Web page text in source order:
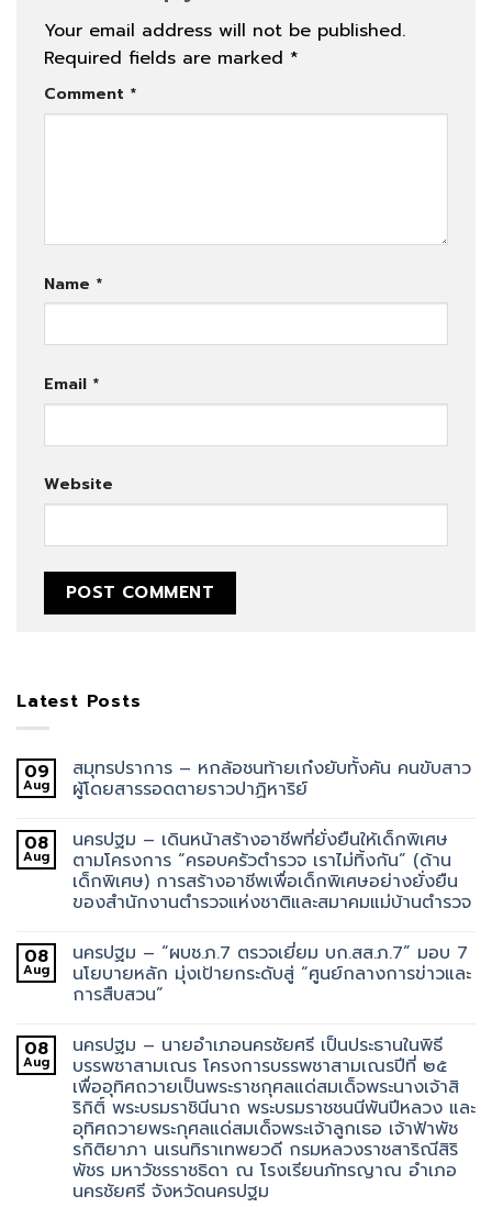
Your email address will not be published.
Required fields are marked *
Comment *
Name *
Email *
Website
Latest Posts
09
Aug
สมุทรปราการ – หกล้อชนท้ายเก๋งยับทั้งคัน คนขับสาว
ผู้โดยสารรอดตายราวปาฏิหาริย์
08
Aug
นครปฐม – เดินหน้าสร้างอาชีพที่ยั่งยืนให้เด็กพิเศษ
ตามโครงการ “ครอบครัวตำรวจ เราไม่ทิ้งกัน” (ด้าน
เด็กพิเศษ) การสร้างอาชีพเพื่อเด็กพิเศษอย่างยั่งยืน
ของสำนักงานตำรวจแห่งชาติและสมาคมแม่บ้านตำรวจ
08
Aug
นครปฐม – “ผบช.ภ.7 ตรวจเยี่ยม บก.สส.ภ.7” มอบ 7
นโยบายหลัก มุ่งเป้ายกระดับสู่ “ศูนย์กลางการข่าวและ
การสืบสวน”
08
Aug
นครปฐม – นายอำเภอนครชัยศรี เป็นประธานในพิธี
บรรพชาสามเณร โครงการบรรพชาสามเณรปีที่ ๒๕
เพื่ออุทิศถวายเป็นพระราชกุศลแด่สมเด็จพระนางเจ้าสิ
ริกิติ์ พระบรมราชินีนาถ พระบรมราชชนนีพันปีหลวง และ
อุทิศถวายพระกุศลแด่สมเด็จพระเจ้าลูกเธอ เจ้าฟ้าพัช
รกิติยาภา นเรนทิราเทพยวดี กรมหลวงราชสาริณีสิริ
พัชร มหาวัชรราชธิดา ณ โรงเรียนภัทรญาณ อำเภอ
นครชัยศรี จังหวัดนครปฐม